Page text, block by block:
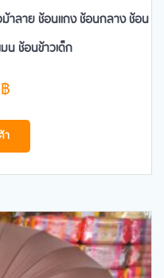
าลาย ช้อนแกง ช้อนกลาง ช้อน
น ช้อนข้าวเด็ก
฿
า